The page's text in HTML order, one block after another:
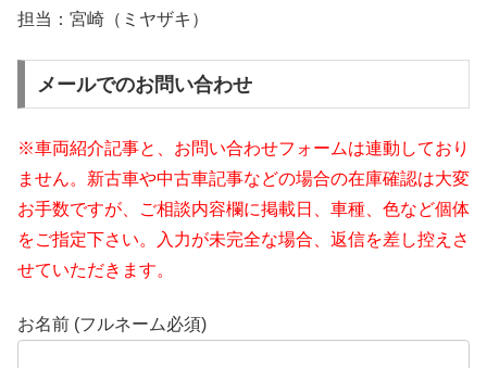
担当：宮崎（ミヤザキ）
メールでのお問い合わせ
※車両紹介記事と、お問い合わせフォームは連動しており
ません。新古車や中古車記事などの場合の在庫確認は大変
お手数ですが、ご相談内容欄に掲載日、車種、色など個体
をご指定下さい。入力が未完全な場合、返信を差し控えさ
せていただきます。
お名前 (フルネーム必須)